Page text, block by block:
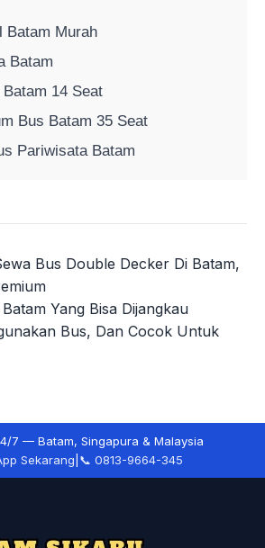
Batam Murah
Batam
14 Seat
Bus Batam 35 Seat
Pariwisata Batam
Bus Double Decker Di Batam,
Yang Bisa Dijangkau
Bus, Dan Cocok Untuk
7 — Batam, Singapura & Malaysia
Sekarang 📞 0813-9664-345